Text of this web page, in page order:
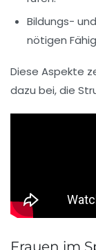
Bildungs-
nötigen
Diese Aspekte
dazu bei, die
Frauen im